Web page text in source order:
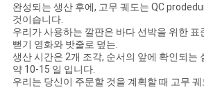
완성되는 생산 후에, 고무 궤도는 QC
것이습니다.
우리가 사용하는 깔판은 바다 선박을 위한 표
뻗기 영화와 밧줄로 덮는.
생산 시간은 2개 조각, 순서의 앞에 확인되는
약 10-15 일 입니다.
우리는 당신이 주문할 것을 계획할 때 고무